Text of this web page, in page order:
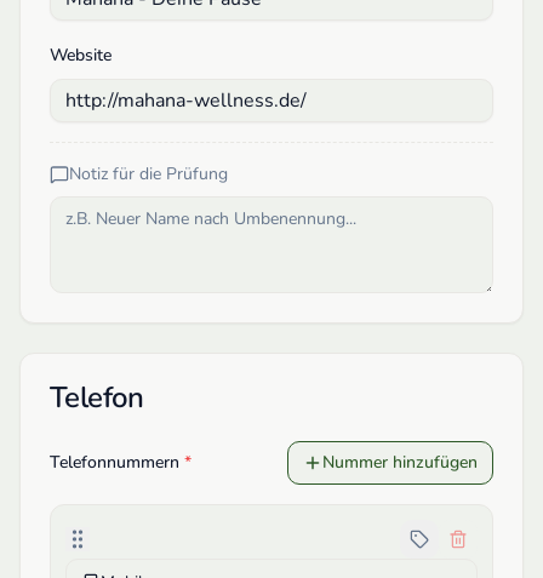
Website
Notiz für die Prüfung
Telefon
Telefonnummern * Nummer hinzufügen